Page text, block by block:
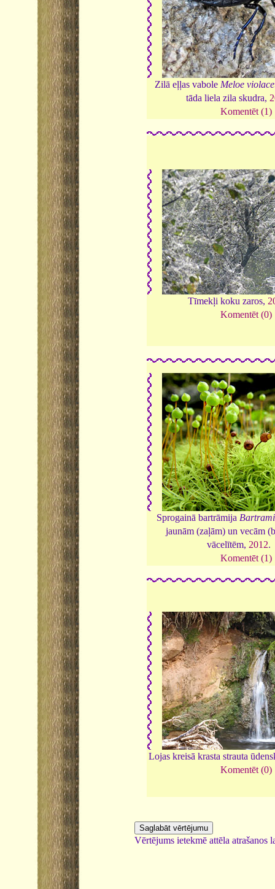
Zilā eļļas vabole Meloe
tāda liela zila skudra,
Komentēt (1)
Tīmekļi koku zaros,
Komentēt (0)
Sprogainā bartrāmija
jaunām (zaļām) un vecām
vācelītēm,2012.
Komentēt (1)
Lojas kreisā krasta strauta
Komentēt (0)
Vērtējums ietekmē attēla atrašanos